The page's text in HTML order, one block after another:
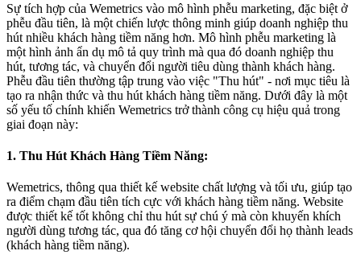
Sự tích hợp của Wemetrics vào mô hình phễu marketing, đặc biệt ở
phễu đầu tiên, là một chiến lược thông minh giúp doanh nghiệp thu
hút nhiều khách hàng tiềm năng hơn. Mô hình phễu marketing là
một hình ảnh ẩn dụ mô tả quy trình mà qua đó doanh nghiệp thu
hút, tương tác, và chuyển đổi người tiêu dùng thành khách hàng.
Phễu đầu tiên thường tập trung vào việc "Thu hút" - nơi mục tiêu là
tạo ra nhận thức và thu hút khách hàng tiềm năng. Dưới đây là một
số yếu tố chính khiến Wemetrics trở thành công cụ hiệu quả trong
giai đoạn này:
1. Thu Hút Khách Hàng Tiềm Năng:
Wemetrics, thông qua thiết kế website chất lượng và tối ưu, giúp tạo
ra điểm chạm đầu tiên tích cực với khách hàng tiềm năng. Website
được thiết kế tốt không chỉ thu hút sự chú ý mà còn khuyến khích
người dùng tương tác, qua đó tăng cơ hội chuyển đổi họ thành leads
(khách hàng tiềm năng).